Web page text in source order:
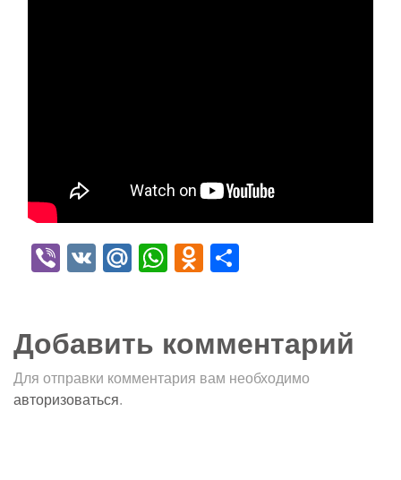
Viber
VK Mail.Ru
WhatsApp
Odnoklassniki
Добавить комментарий
Для отправки комментария вам необходимо
авторизоваться.